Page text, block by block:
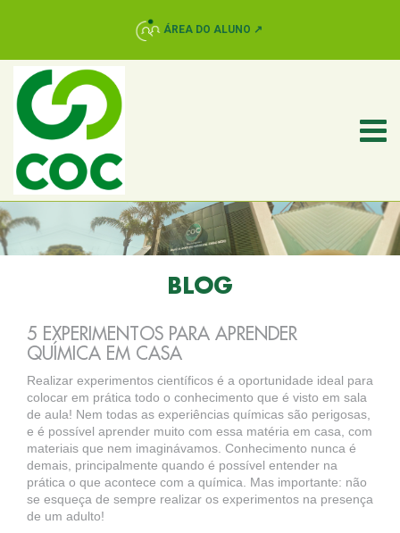
ÁREA DO ALUNO ↗
BLOG
5 EXPERIMENTOS PARA APRENDER
QUÍMICA EM CASA
Realizar experimentos científicos é a oportunidade ideal para
colocar em prática todo o conhecimento que é visto em sala
de aula! Nem todas as experiências químicas são perigosas,
e é possível aprender muito com essa matéria em casa, com
materiais que nem imaginávamos. Conhecimento nunca é
demais, principalmente quando é possível entender na
prática o que acontece com a química. Mas importante: não
se esqueça de sempre realizar os experimentos na presença
de um adulto!